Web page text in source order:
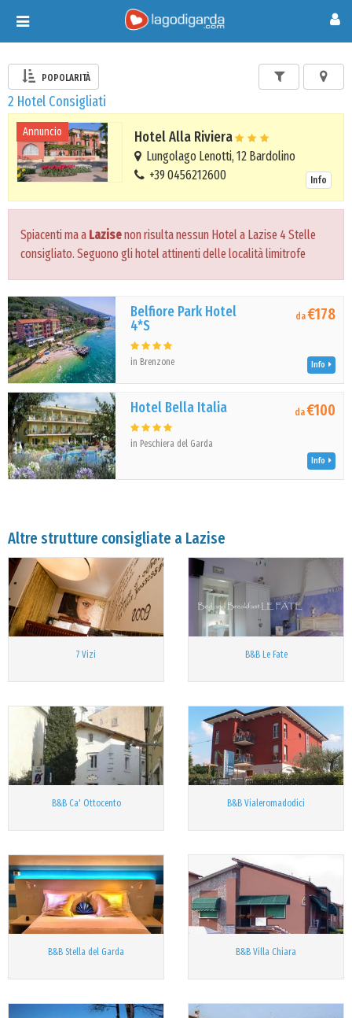
Toggle
navigation
POPOLARITÀ
2 Hotel Consigliati
Annuncio Hotel Alla Riviera
Lungolago Lenotti, 12 Bardolino
+39 0456212600
Info
Spiacenti ma a Lazisenon risulta nessun Hotel a Lazise 4 Stelle
consigliato. Seguono gli hotel attinenti delle località limitrofe
Belfiore Park Hotel
4*S
in Brenzone
da€178
Info
Hotel Bella Italia
in Peschiera del Garda
da€100
Info
Altre strutture consigliate a Lazise
7 Vizi B&B Le Fate
B&B Ca' Ottocento B&B Vialeromadodici
B&B Stella del Garda B&B Villa Chiara